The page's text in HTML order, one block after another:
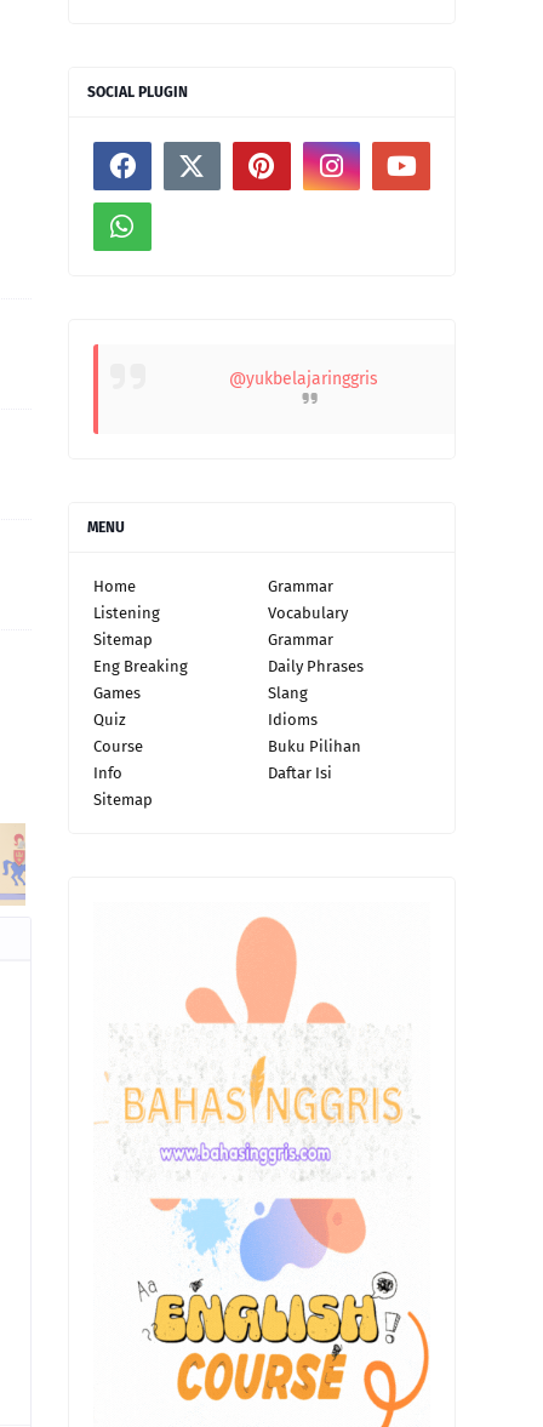
SOCIAL PLUGIN
@yukbelajaringgris
MENU
Home
Grammar
Listening
Vocabulary
Sitemap
Grammar
Eng Breaking
Daily Phrases
Games
Slang
Quiz
Idioms
Course
Buku Pilihan
Info
Daftar Isi
Sitemap